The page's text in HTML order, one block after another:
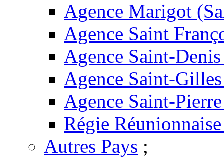
Agence Marigot
Agence Saint
Agence Saint-
Agence Saint-
Agence Saint-
Régie
Autres Pays ;